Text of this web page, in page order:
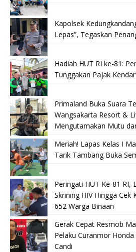
Kapolsek
Lepas”, Tegaskan
Hadiah HUT RI ke-81:
Tunggakan Pajak
Primaland Buka Suara
Wangsakarta Resort &
Mengutamakan Mutu
Meriah! Lapas Kelas I
Tarik Tambang Buka
Peringati HUT Ke-81 RI,
Skrining HIV Hingga Cek
652 Warga Binaan
Gerak Cepat Resmob
Pelaku Curanmor
Candi